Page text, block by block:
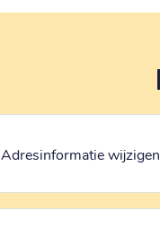
Adresinformatie wijzigen